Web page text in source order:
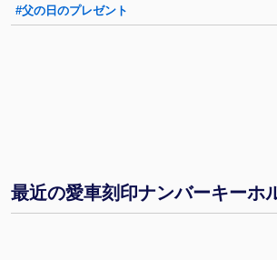
#父の日のプレゼント
最近の愛車刻印ナンバーキーホ